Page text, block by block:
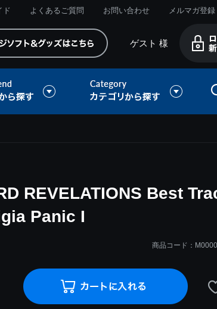
ド よくあるご質問 お問い合わせ メルマガ登録
ゲスト 様
REVELATIONS Best
Panic I
商品コード：